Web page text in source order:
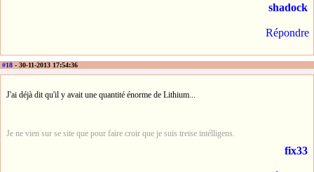
shadock
Répondre
#18 - 30-11-2013 17:54:36
J'ai déjà dit qu'il y avait une quantité énorme de Lithium...
Je ne vien sur se site que pour faire croir que je suis treise intélligens.
fix33